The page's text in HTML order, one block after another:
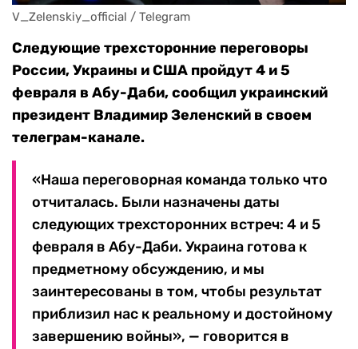
V_Zelenskiy_official / Telegram
Следующие трехсторонние переговоры
России, Украины и США пройдут 4 и 5
февраля в Абу-Даби, сообщил украинский
президент Владимир Зеленский в своем
телеграм-канале.
«Наша переговорная команда только что
отчиталась. Были назначены даты
следующих трехсторонних встреч: 4 и 5
февраля в Абу-Даби. Украина готова к
предметному обсуждению, и мы
заинтересованы в том, чтобы результат
приблизил нас к реальному и достойному
завершению войны», — говорится в